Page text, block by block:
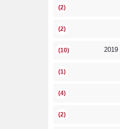
(2)
(2)
(10)
(1)
(4)
(2)